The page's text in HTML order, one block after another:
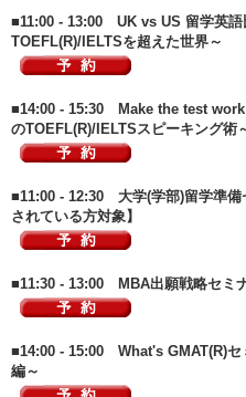
■11:00 - 13:00 UK vs US 留学英語
TOEFL(R)/IELTSを超えた世界～
■14:00 - 15:30 Make the test
のTOEFL(R)/IELTSスピーキング術
■11:00 - 12:30 大学(学部)留学準備
されている方対象】
■11:30 - 13:00 MBA出願戦略セミ
■14:00 - 15:00 What's GMAT(R)セ
編～